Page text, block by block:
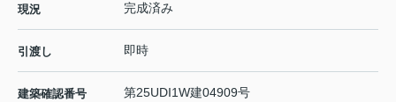
現況 完成済み
引渡し 即時
建築確認番号 第25UDI1W建04909号